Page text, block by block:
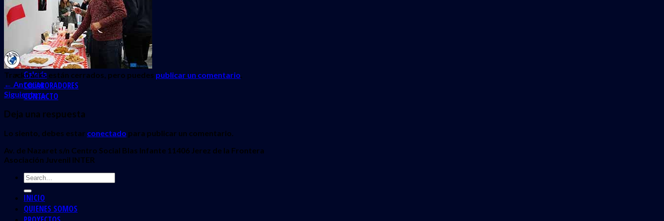
INICIO
QUIENES SOMOS
PROYECTOS
Erasmus + Juventud
CES
Galería
COLABORADORES
CONTACTO
Trackbacks están cerrados, pero puedes publicar un comentario.
← Anterior
Siguiente→
Deja una respuesta
Lo siento, debes estar conectado para publicar un comentario.
Av. de Nazaret s/n Centro Social Blas Infante 11406 Jerez de la Frontera
Asociación Juvenil INTER
INICIO
QUIENES SOMOS